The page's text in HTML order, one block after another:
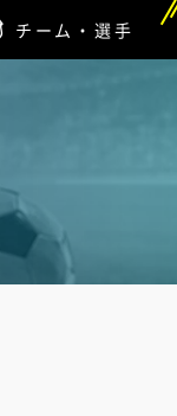
チーム・選手